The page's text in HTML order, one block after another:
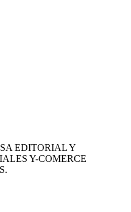
EDITORIALY
Y-COMERCE